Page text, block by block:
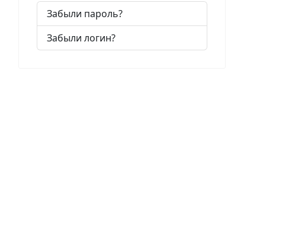
Забыли пароль?
Забыли логин?